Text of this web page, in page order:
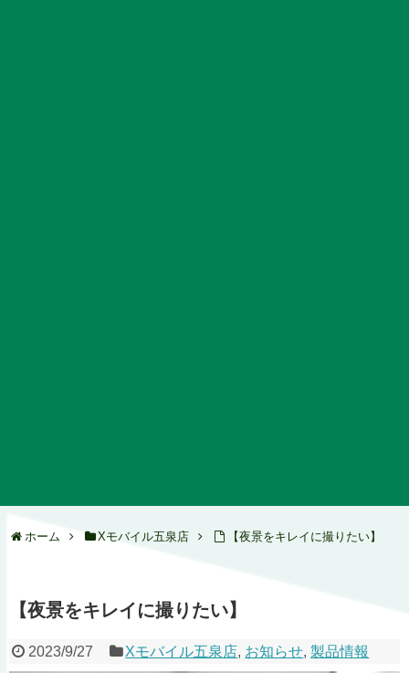
ホーム Xモバイル五泉店 【夜景をキレイに撮りたい】
【夜景をキレイに撮りたい】
2023/9/27 Xモバイル五泉店, お知らせ,製品情報